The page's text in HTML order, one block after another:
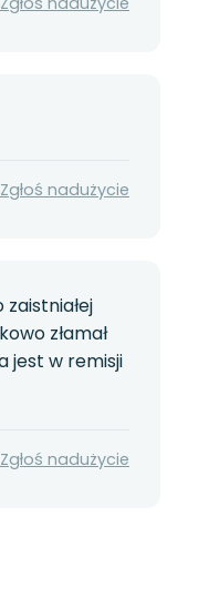
Zgłoś nadużycie
złamał
jest w remisji
Zgłoś nadużycie